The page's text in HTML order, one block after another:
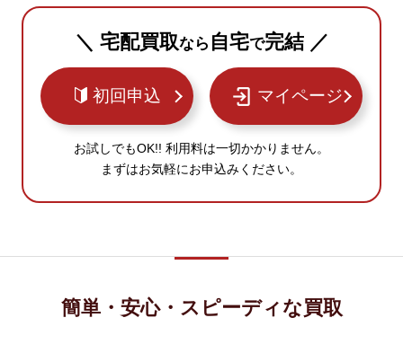
＼ 宅配買取なら 自宅で完結 ／
初回申込 マイページ
お試しでもOK!! 利用料は一切かかりません。
まずはお気軽にお申込みください。
簡単・安心・スピーディな買取